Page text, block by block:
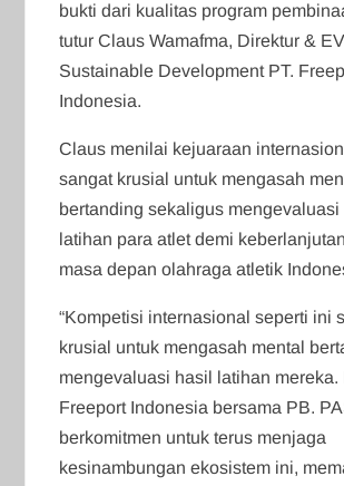
bukti dari kualitas program
tutur Claus Wamafma, Direktur &
Sustainable Development PT.
Indonesia.
Claus menilai kejuaraan
sangat krusial untuk mengasah
bertanding sekaligus mengevaluasi
latihan para atlet demi
masa depan olahraga atletik
“Kompetisi internasional seperti ini
krusial untuk mengasah mental
mengevaluasi hasil latihan mereka.
Freeport Indonesia bersama PB.
berkomitmen untuk terus menjaga
kesinambungan ekosistem ini,